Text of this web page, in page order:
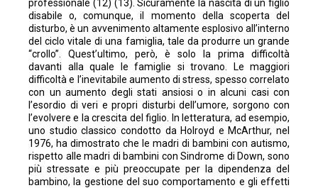
professionale (12) (13). Sicuramente la nascita di un figlio
disabile o, comunque, il momento della scoperta del
disturbo, è un avvenimento altamente esplosivo all’interno
del ciclo vitale di una famiglia, tale da produrre un grande
“crollo”. Quest’ultimo, però, è solo la prima difficoltà
davanti alla quale le famiglie si trovano. Le maggiori
difficoltà e l’inevitabile aumento di stress, spesso correlato
con un aumento degli stati ansiosi o in alcuni casi con
l’esordio di veri e propri disturbi dell’umore, sorgono con
l’evolvere e la crescita del figlio. In letteratura, ad esempio,
uno studio classico condotto da Holroyd e McArthur, nel
1976, ha dimostrato che le madri di bambini con autismo,
rispetto alle madri di bambini con Sindrome di Down, sono
più stressate e più preoccupate per la dipendenza del
bambino, la gestione del suo comportamento e gli effetti